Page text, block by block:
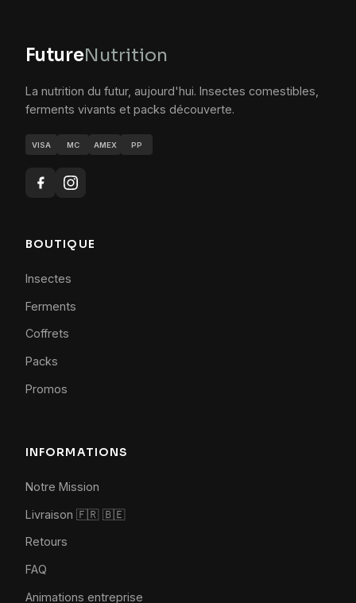
FutureNutrition
La nutrition du futur, aujourd'hui. Insectes comestibles,
ferments vivants et packs découverte.
VISA MC AMEX PP
BOUTIQUE
Insectes
Ferments
Coffrets
Packs
Promos
INFORMATIONS
Notre Mission
Livraison 🇫🇷 🇧🇪
Retours
FAQ
Animations entreprise